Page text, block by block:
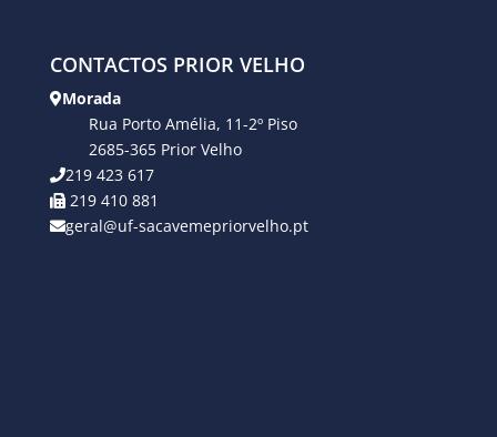
CONTACTOS PRIOR VELHO
Morada
Rua Porto Amélia, 11-2º Piso
2685-365 Prior Velho
219 423 617
219 410 881
geral@uf-sacavemepriorvelho.pt